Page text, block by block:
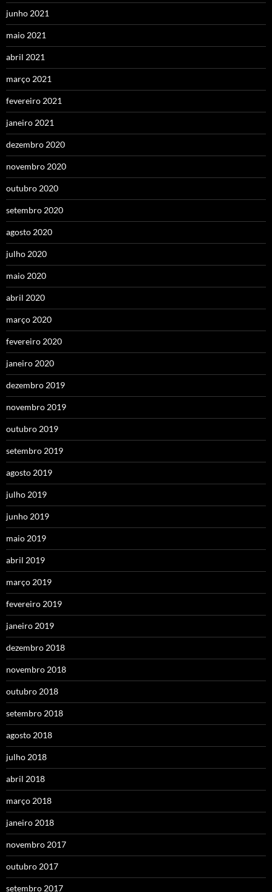
junho 2021
maio 2021
abril 2021
março 2021
fevereiro 2021
janeiro 2021
dezembro 2020
novembro 2020
outubro 2020
setembro 2020
agosto 2020
julho 2020
maio 2020
abril 2020
março 2020
fevereiro 2020
janeiro 2020
dezembro 2019
novembro 2019
outubro 2019
setembro 2019
agosto 2019
julho 2019
junho 2019
maio 2019
abril 2019
março 2019
fevereiro 2019
janeiro 2019
dezembro 2018
novembro 2018
outubro 2018
setembro 2018
agosto 2018
julho 2018
abril 2018
março 2018
janeiro 2018
novembro 2017
outubro 2017
setembro 2017